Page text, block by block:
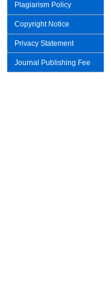
Plagiarism Policy
Copyright Notice
Privacy Statement
Journal Publishing Fee